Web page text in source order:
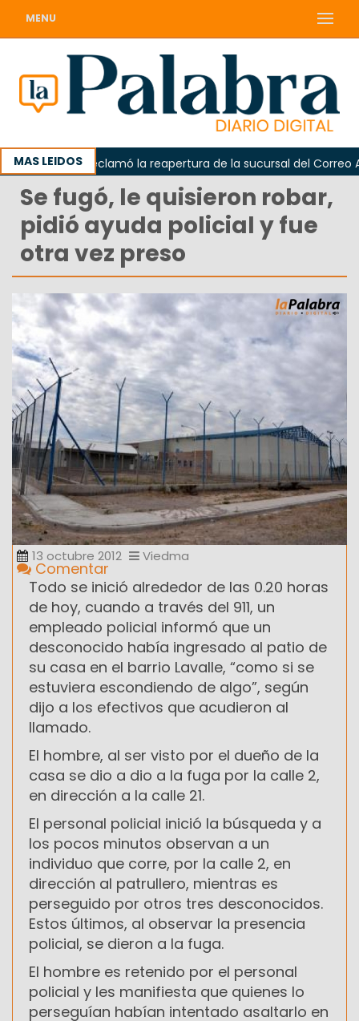
MENU
MAS LEIDOS
Odarda reclamó la reapertura de la sucursal del Correo
Se fugó, le quisieron robar,
pidió ayuda policial y fue
otra vez preso
13 octubre 2012 Viedma
Comentar
Todo se inició alrededor de las 0.20 horas
de hoy, cuando a través del 911, un
empleado policial informó que un
desconocido había ingresado al patio de
su casa en el barrio Lavalle, “como si se
estuviera escondiendo de algo”, según
dijo a los efectivos que acudieron al
llamado.
El hombre, al ser visto por el dueño de la
casa se dio a dio a la fuga por la calle 2,
en dirección a la calle 21.
El personal policial inició la búsqueda y a
los pocos minutos observan a un
individuo que corre, por la calle 2, en
dirección al patrullero, mientras es
perseguido por otros tres desconocidos.
Estos últimos, al observar la presencia
policial, se dieron a la fuga.
El hombre es retenido por el personal
policial y les manifiesta que quienes lo
perseguían habían intentado asaltarlo en